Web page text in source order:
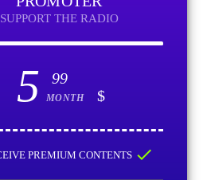
SUPPORT THE RADIO
$
5 99
MONTH
check